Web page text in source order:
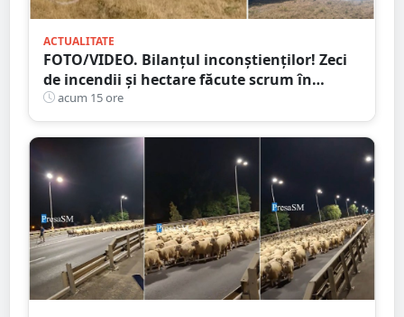
ACTUALITATE
FOTO/VIDEO. Bilanțul inconștienților! Zeci
de incendii și hectare făcute scrum în
județul Satu Mare
acum 15 ore